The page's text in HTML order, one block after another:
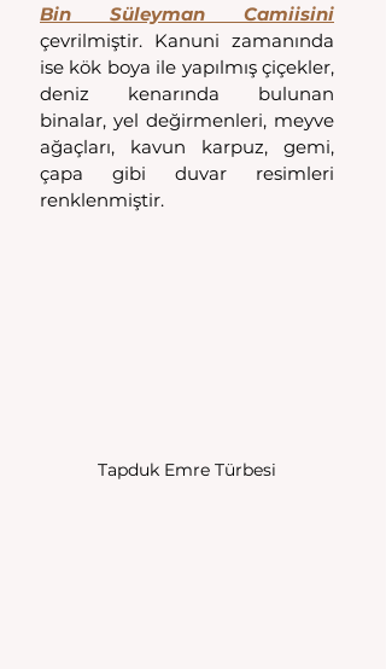
Bin Süleyman Camiisini
çevrilmiştir. Kanuni zamanında
ise kök boya ile yapılmış çiçekler,
deniz kenarında bulunan
binalar, yel değirmenleri, meyve
ağaçları, kavun karpuz, gemi,
çapa gibi duvar resimleri
renklenmiştir.
Tapduk Emre Türbesi